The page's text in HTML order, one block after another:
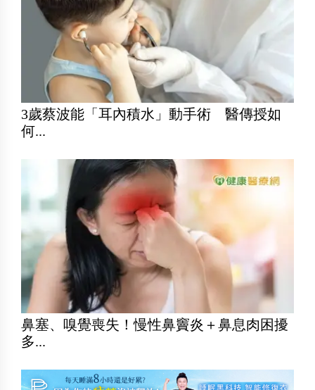
3歲蔡波能「耳內積水」動手術 醫傳授如
何...
鼻塞、嗅覺喪失！慢性鼻竇炎＋鼻息肉困擾
多...